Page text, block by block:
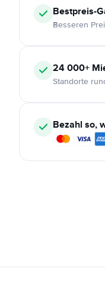
Bestpreis-
Besseren
24 000+
Standorte
Bezahl so,